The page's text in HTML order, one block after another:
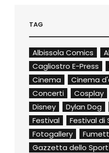
TAG
Albissola Comics
Cagliostro E-Press
Cinema
Cinema
Concerti
Cosplay
Disney
Dylan Dog
Festival
Festival di
Fotogallery
Gazzetta dello Sport